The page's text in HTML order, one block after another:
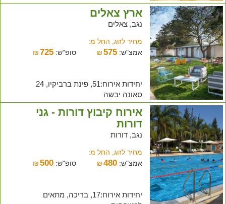
ארץ צאלים
נגב, צאלים
מחיר לזוג, החל מ:
אמצ"ש:
₪575 סופ"ש: ₪ 725
יחידות אירוח:51, פינת ברביקיו, 24
סאונה יבשה
אירוח קיבוץ דורות - גני
דורות
נגב, דורות
מחיר לזוג, החל מ:
אמצ"ש:
₪480 סופ"ש: ₪ 500
יחידות אירוח:17, בריכה, מתאים